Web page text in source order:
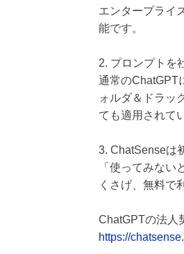
エンタープライ
能です。
2. プロンプトを
通常のChatGPT
ォルダ＆ドラッ
ても適用されて
3. ChatSenseは
「使ってみな
くさげ、無料で
ChatGPTの法人
https://